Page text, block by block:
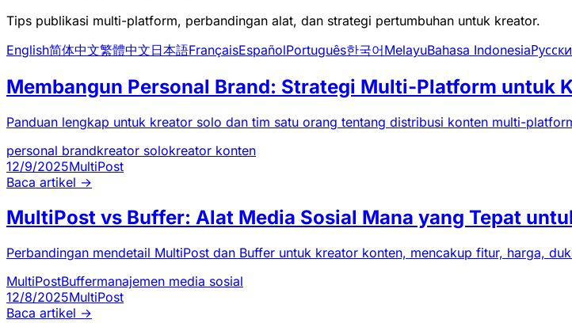
Tips publikasi multi-platform, perbandingan alat, dan strategi pertumbuhan untuk kreator.
English简体中文繁體中文日本語FrançaisEspañolPortuguês한국어MelayuBahasa Indonesia
Membangun Personal Brand: Strategi Multi-Platform untuk
Panduan lengkap untuk kreator solo dan tim satu orang tentang distribusi konten multi-
personal brandkreator solokreator konten
12/9/2025MultiPost
Baca artikel →
MultiPost vs Buffer: Alat Media Sosial Mana yang Tepat
Perbandingan mendetail MultiPost dan Buffer untuk kreator konten, mencakup fitur, harga,
MultiPostBuffermanajemen media sosial
12/8/2025MultiPost
Baca artikel →